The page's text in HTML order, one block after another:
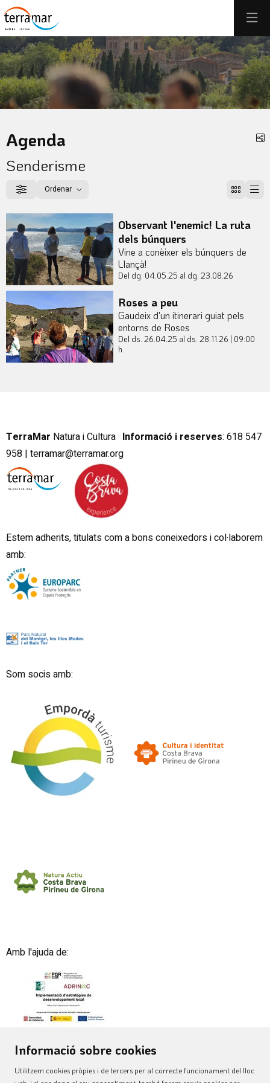
Aquest és un carrusel automàtic. Usa les fletxes del teclat o el
Diapositiva 1
Diapositiva 1
Agenda
Senderisme
Filtrar Ordenar
Observant l'enemic! La ruta
dels búnquers
Vine a conèixer els búnquers de
Llançà!
Del dg. 04.05.25 al dg. 23.08.26
Roses a peu
Gaudeix d'un itinerari guiat pels
entorns de Roses
Del ds. 26.04.25 al ds. 28.11.26 | 09:00
h
TerraMar Natura i Cultura · Informació i reserves: 618 547
958 | terramar@terramar.org
Estem adherits, titulats com a bons coneixedors i col·laborem
amb:
Som socis amb:
Amb l'ajuda de:
Informació sobre cookies
Utilitzem cookies pròpies i de tercers per al correcte funcionament del lloc